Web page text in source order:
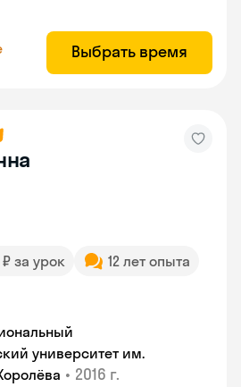
Выбрать время
₽ за урок
12 лет опыта
университет им.
• 2016 г.